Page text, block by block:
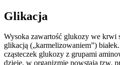
Glikacja
Wysoka zawartość glukozy we krwi
glikacją („karmelizowaniem”)
cząsteczek glukozy z grupami
dzieje, w organizmie powstają tzw.